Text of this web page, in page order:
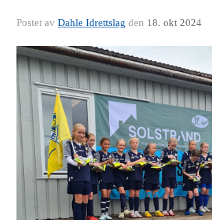
Postet av Dahle Idrettslag den 18. okt 2024